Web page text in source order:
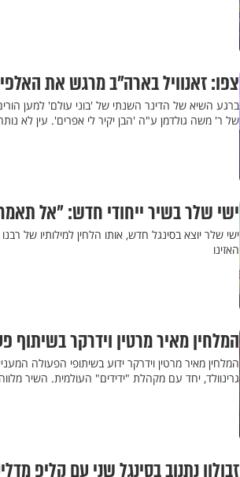
צפו: זאנוויל בארה"ב מרגש את
ברגע השיא של הדינר השנתי של 'בוני עולם' למען הורים
של ר' משה גולדמן ע"ה 'הבן יקיר לי אפרים'. עין לא
ישי שלר בשיר ייחודי חדש: "אל
ישי שלר יוצא בסינגל חדש, אותו הלחין למילותיו של
האזינו
המלחין מאיר מרטין וידרקר
המלחין מאיר מרטין וידרקר ידוע בשיתופי הפעולה
גרינוולד, יחד עם מקהלת "ידידים" העולמית. השיר
זבולון נתנוב בסינגל שני עם קליפ